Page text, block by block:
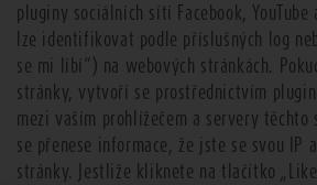
pluginy sociálních sítí Facebook,
lze identifikovat podle příslušných log
se mi líbí“) na webových stránkách.
stránky, vytvoří se prostřednictvím
mezi vaším prohlížečem a servery
se přenese informace, že jste se svou IP
stránky. Jestliže kliknete na tlačítko